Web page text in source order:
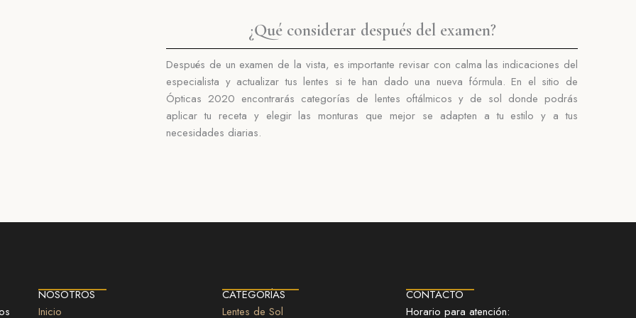
¿Qué considerar después del examen?
Después de un examen de la vista, es importante revisar con calma las indicaciones del
especialista y actualizar tus lentes si te han dado una nueva fórmula.En el sitio de
Ópticas 2020 encontrarás categorías de lentes oftálmicos y de sol donde podrás
aplicar tu receta y elegir las monturas que mejor se adapten a tu estilo y a tus
necesidades diarias.
NOSOTROS
Inicio
CATEGORÍAS
Lentes de Sol
CONTACTO
Horario para atención: